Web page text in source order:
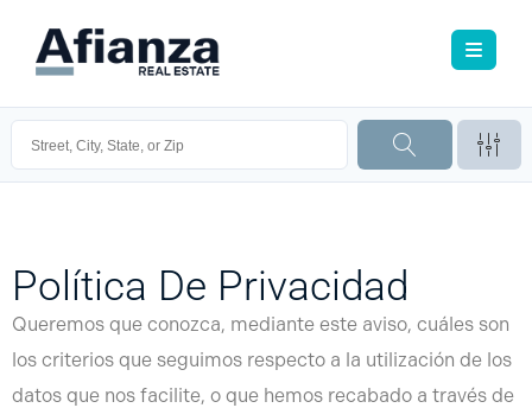
Política De Privacidad
Queremos que conozca, mediante este aviso, cuáles son
los criterios que seguimos respecto a la utilización de los
datos que nos facilite, o que hemos recabado a través de